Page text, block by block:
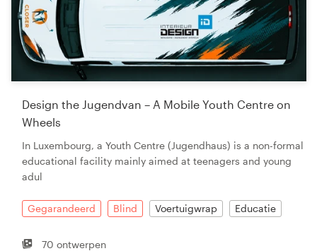
Design the Jugendvan – A Mobile Youth Centre on
Wheels
In Luxembourg, a Youth Centre (Jugendhaus) is a non-formal
educational facility mainly aimed at teenagers and young
adul
Gegarandeerd Blind Voertuigwrap Educatie
70 ontwerpen